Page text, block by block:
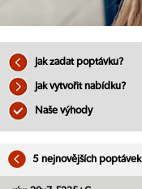
Jak zadat poptávku?
Jak vytvořit nabídku?
Naše výhody
5 nejnovějších poptávek